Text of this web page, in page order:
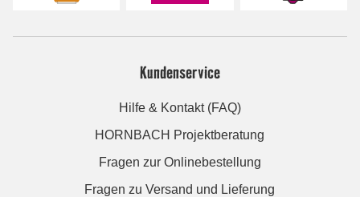
Kundenservice
Hilfe & Kontakt (FAQ)
HORNBACH Projektberatung
Fragen zur Onlinebestellung
Fragen zu Versand und Lieferung